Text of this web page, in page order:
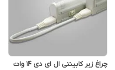
چراغ زیر کابینتی ال ای دی 14 وات